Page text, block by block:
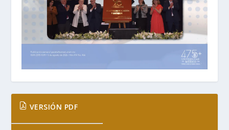
VERSIÓN PDF